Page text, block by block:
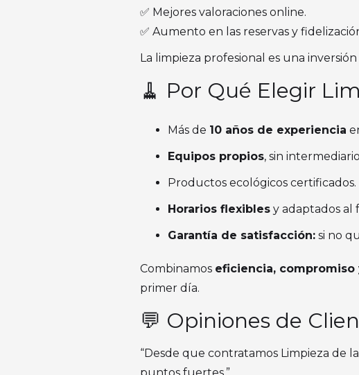
✅ Mejores valoraciones online.
✅ Aumento en las reservas y
La limpieza profesional es una
🧹 Por Qué Elegir
Más de 10 años de experiencia
Equipos propios, sin
Productos ecológicos certificados.
Horarios flexibles y adaptados
Garantía de satisfacción: si no
Combinamos eficiencia,
primer día.
💬 Opiniones de
“Desde que contratamos Limpieza de